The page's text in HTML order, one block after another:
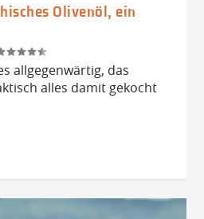
Olivenöl, ein
allgegenwärtig, das
alles damit gekocht